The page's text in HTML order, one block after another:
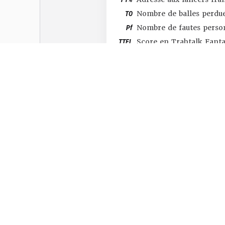
TO Nombre de balles
Pf Nombre de fautes
TTFL Score en Trahtalk